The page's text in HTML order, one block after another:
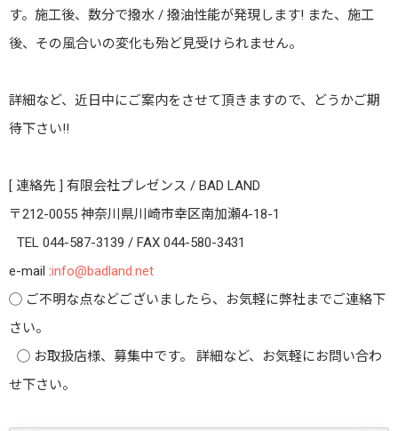
す。施工後、数分で撥水 / 撥油性能が発現します! また、施工
後、その風合いの変化も殆ど見受けられません。
詳細など、近日中にご案内をさせて頂きますので、どうかご期
待下さい!!
[ 連絡先 ] 有限会社プレゼンス / BAD LAND
〒212-0055 神奈川県川崎市幸区南加瀬4-18-1
TEL 044-587-3139 / FAX 044-580-3431
e-mail :info@badland.net
◯ ご不明な点などございましたら、お気軽に弊社までご連絡下
さい。
◯ お取扱店様、募集中です。 詳細など、お気軽にお問い合わ
せ下さい。